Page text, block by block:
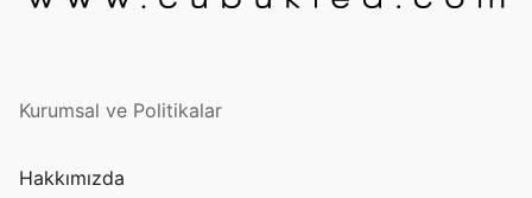
Kurumsal ve Politikalar
Hakkımızda